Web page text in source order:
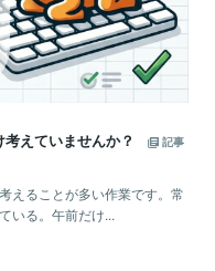
えていませんか？
記事
えることが多い作業です。常
いる。午前だけ...